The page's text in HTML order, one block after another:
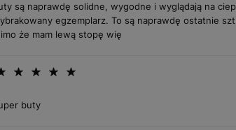
są naprawdę solidne, wygodne i wyglądają na
egzemplarz. To są naprawdę ostatnie
że mam lewą stopę wię
buty